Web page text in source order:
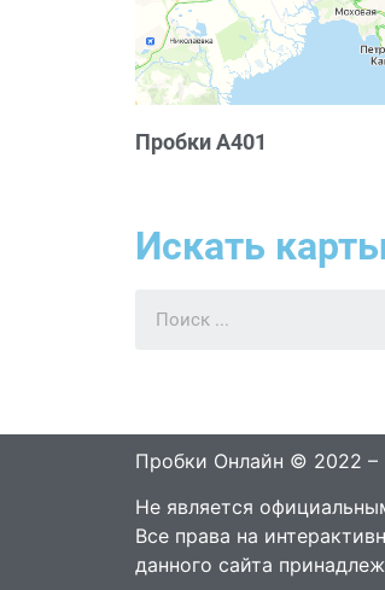
Пробки А401
Искать
Пробки Онлайн © 2022
Не является
Все права на
данного сайта